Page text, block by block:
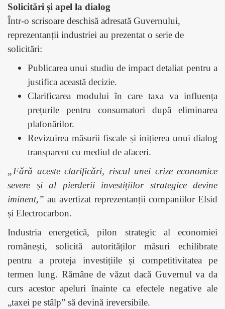
Solicitări și apel la dialog
Într-o scrisoare deschisă adresată Guvernului,
reprezentanții industriei au prezentat o serie de
solicitări:
Publicarea unui studiu de impact detaliat pentru a
justifica această decizie.
Clarificarea modului în care taxa va influența
prețurile pentru consumatori după eliminarea
plafonărilor.
Revizuirea măsurii fiscale și inițierea unui dialog
transparent cu mediul de afaceri.
„Fără aceste clarificări, riscul unei crize economice
severe și al pierderii investițiilor strategice devine
iminent,” au avertizat reprezentanții companiilor Elsid
și Electrocarbon.
Industria energetică, pilon strategic al economiei
românești, solicită autorităților măsuri echilibrate
pentru a proteja investițiile și competitivitatea pe
termen lung. Rămâne de văzut dacă Guvernul va da
curs acestor apeluri înainte ca efectele negative ale
„taxei pe stâlp” să devină ireversibile.